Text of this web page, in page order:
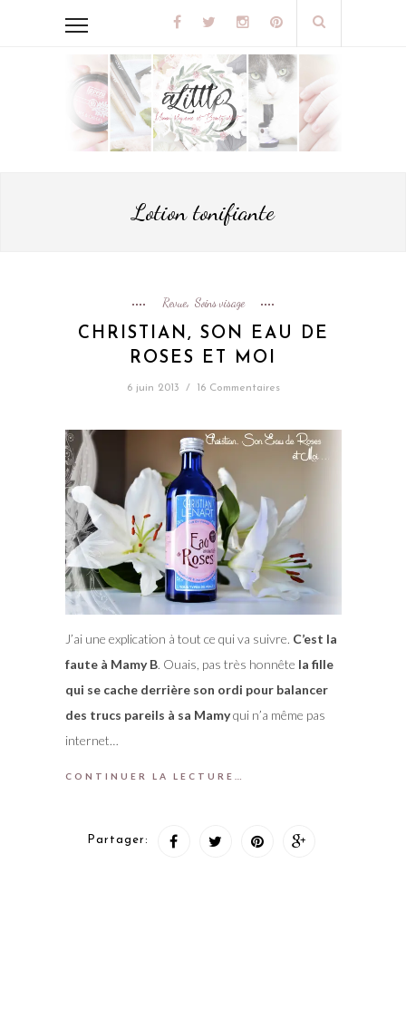
Lotion tonifiante
Revue, Soins visage
CHRISTIAN, SON EAU DE
ROSES ET MOI
6 juin 2013 / 16 Commentaires
J’ai une explication à tout ce qui va suivre. C’est la
faute à Mamy B. Ouais, pas très honnête la fille
qui se cache derrière son ordi pour balancer
des trucs pareils à sa Mamyqui n’a même pas
internet…
CONTINUER LA LECTURE…
Partager: